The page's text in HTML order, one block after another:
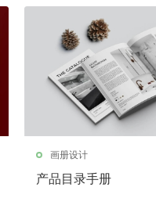
画册设计
产品目录手册